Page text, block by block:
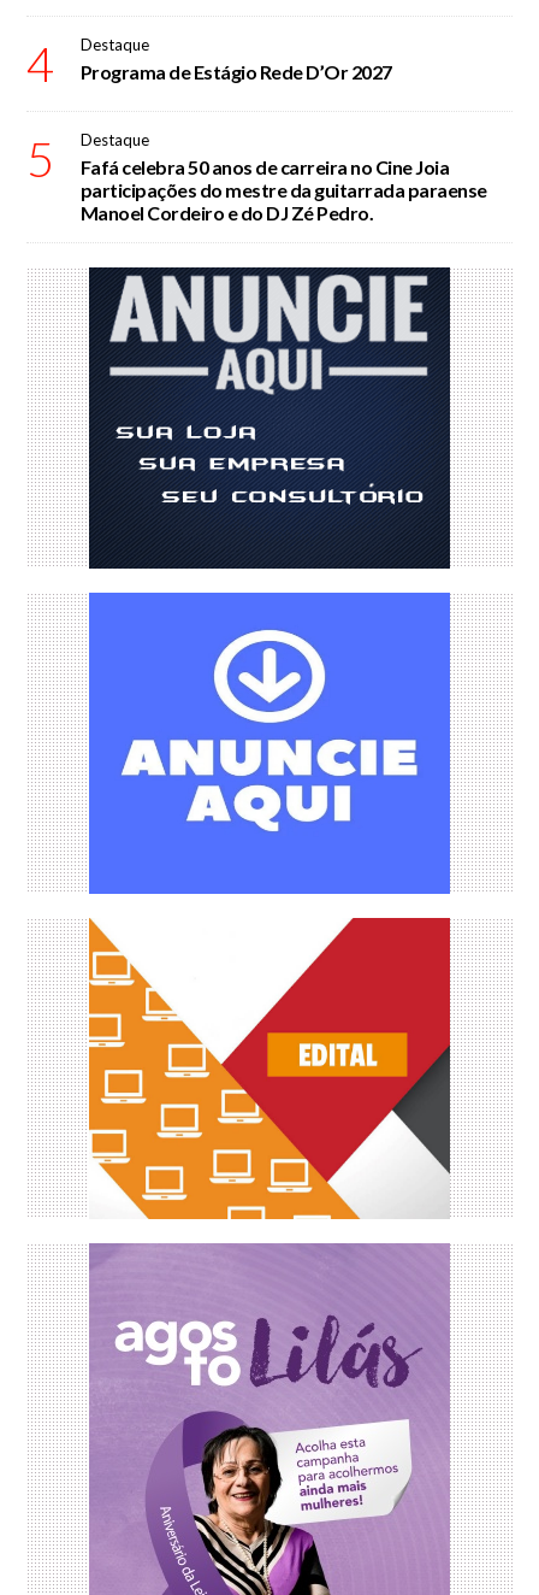
4 Destaque
Programa de Estágio Rede D’Or 2027
5 Destaque
Fafá celebra 50 anos de carreira no Cine Joia
participações do mestre da guitarrada paraense
Manoel Cordeiro e do DJ Zé Pedro.